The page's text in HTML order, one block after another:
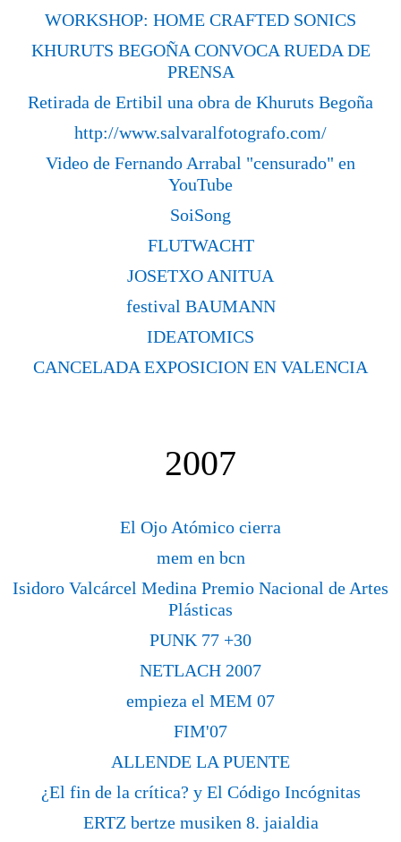
WORKSHOP: HOME CRAFTED SONICS
KHURUTS BEGOÑA CONVOCA RUEDA DE
PRENSA
Retirada de Ertibil una obra de Khuruts Begoña
http://www.salvaralfotografo.com/
Video de Fernando Arrabal "censurado" en
YouTube
SoiSong
FLUTWACHT
JOSETXO ANITUA
festival BAUMANN
IDEATOMICS
CANCELADA EXPOSICION EN VALENCIA
2007
El Ojo Atómico cierra
mem en bcn
Isidoro Valcárcel Medina Premio Nacional de Artes
Plásticas
PUNK 77 +30
NETLACH 2007
empieza el MEM 07
FIM'07
ALLENDE LA PUENTE
¿El fin de la crítica? y El Código Incógnitas
ERTZ bertze musiken 8. jaialdia